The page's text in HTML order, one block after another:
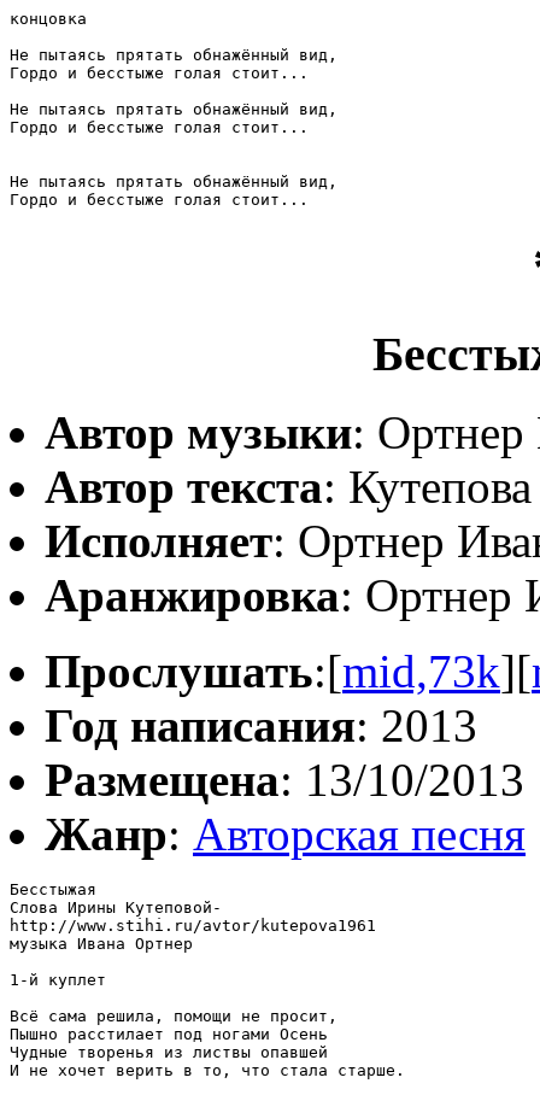
концовка
Не пытаясь прятать обнажённый вид,
Гордо и бесстыже голая стоит...
Не пытаясь прятать обнажённый вид,
Гордо и бесстыже голая стоит...
Не пытаясь прятать обнажённый вид,
Гордо и бесстыже голая стоит...
Автор музыки: Ортнер
Автор текста:
Исполняет: Ортнер
Аранжировка: Ортнер
Прослушать:[mid,73k][
Год написания: 2013
Размещена: 13/10/2013
Жанр: Авторская песня
Бесстыжая
Слова Ирины Кутеповой-
http://www.stihi.ru/avtor/kutepova1961
музыка Ивана Ортнер
1-й куплет
Всё сама решила, помощи не просит,
Пышно расстилает под ногами Осень
Чудные творенья из листвы опавшей
И не хочет верить в то, что стала старше.